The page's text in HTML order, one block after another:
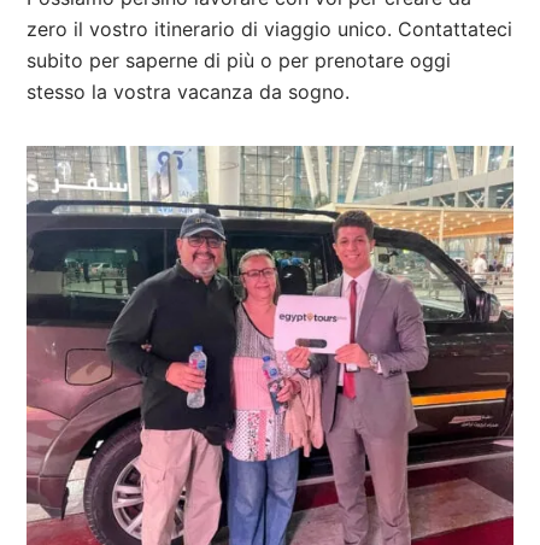
zero il vostro itinerario di viaggio unico. Contattateci
subito per saperne di più o per prenotare oggi
stesso la vostra vacanza da sogno.